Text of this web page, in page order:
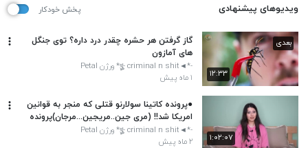
ویدیوهای پیشنهادی پخش خودکار
۱۲:۳۳
بعدی
گاز گرفتن هر حشره چقدر درد داره؟ توی جنگل
های آمازون
-*◄থৣ- criminal n shit* ورژن Petal
۱ ماه پیش
۱:۰۲:۰۷
●پرونده کاتینا سولارنو قتلی که منجر به قوانین
امریکا شد!! ‌(مری جین..مریجین...مرجان)پرونده
جنایی●
-*◄থৣ- criminal n shit* ورژن Petal
۲ ماه پیش